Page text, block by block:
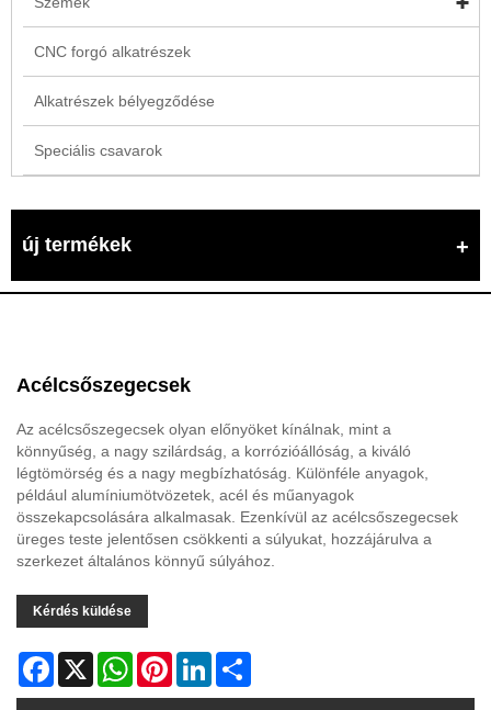
CNC forgó alkatrészek
Alkatrészek bélyegződése
Speciális csavarok
új termékek
Acélcsőszegecsek
Az acélcsőszegecsek olyan előnyöket kínálnak, mint a
könnyűség, a nagy szilárdság, a korrózióállóság, a kiváló
légtömörség és a nagy megbízhatóság. Különféle anyagok,
például alumíniumötvözetek, acél és műanyagok
összekapcsolására alkalmasak. Ezenkívül az acélcsőszegecsek
üreges teste jelentősen csökkenti a súlyukat, hozzájárulva a
szerkezet általános könnyű súlyához.
Kérdés küldése
Facebook
X WhatsAppPinterestLinkedIn